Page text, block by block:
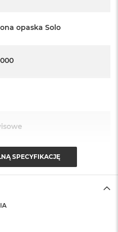
opaska Solo
SPECYFIKACJĘ